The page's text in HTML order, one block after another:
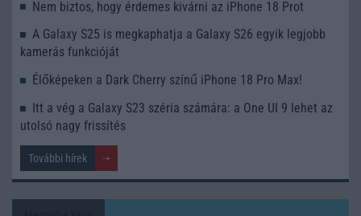
Nem biztos, hogy érdemes kivárni az iPhone 18 Prot
A Galaxy S25 is megkaphatja a Galaxy S26 egyik legjobb
kamerás funkcióját
Élőképeken a Dark Cherry színű iPhone 18 Pro Max!
Itt a vég a Galaxy S23 széria számára: a One UI 9 lehet az
utolsó nagy frissítés
További hírek